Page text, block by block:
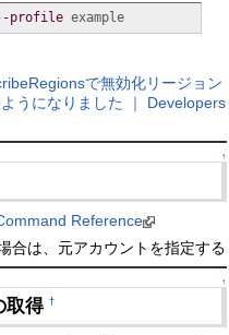
profile example
で無効化リージョン
うになりました ｜ Developers
↑
Reference
合は、元アカウントを指定する
↑
取得†